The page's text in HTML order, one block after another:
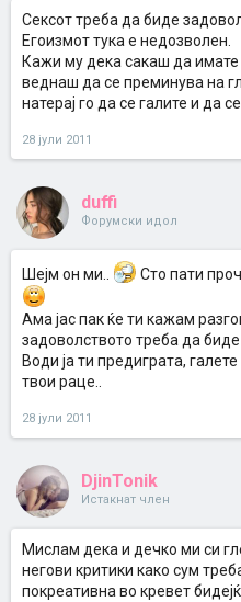
Сексот треба да биде
Егоизмот тука е недозволен.
Кажи му дека сакаш да имате
веднаш да се преминува на
натерај го да се галите и да
28 јули 2011
duffi
Форумски идол
Шејм он ми.. Сто пати
Ама јас пак ќе ти кажам
задоволството треба да
Води ја ти предиграта,
твои раце..
28 јули 2011
DjinTonik
Истакнат член
Мислам дека и дечко ми си
негови критики како сум
покреативна во кревет